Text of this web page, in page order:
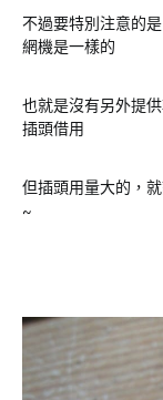
不過要特別注意的
網機是一樣的
也就是沒有另外提
插頭借用
但插頭用量大的，
~